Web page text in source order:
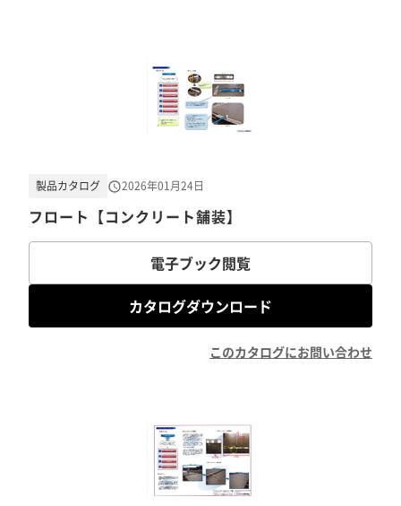
フロート【コンクリート舗装】
製品カタログ 2026年01月24日
電子ブック閲覧
カタログダウンロード
このカタログにお問い合わせ